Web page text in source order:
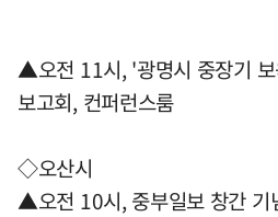
▲오전 11시, '광명시 중장기
보고회, 컨퍼런스룸
◇오산시
▲오전 10시, 중부일보 창간 기